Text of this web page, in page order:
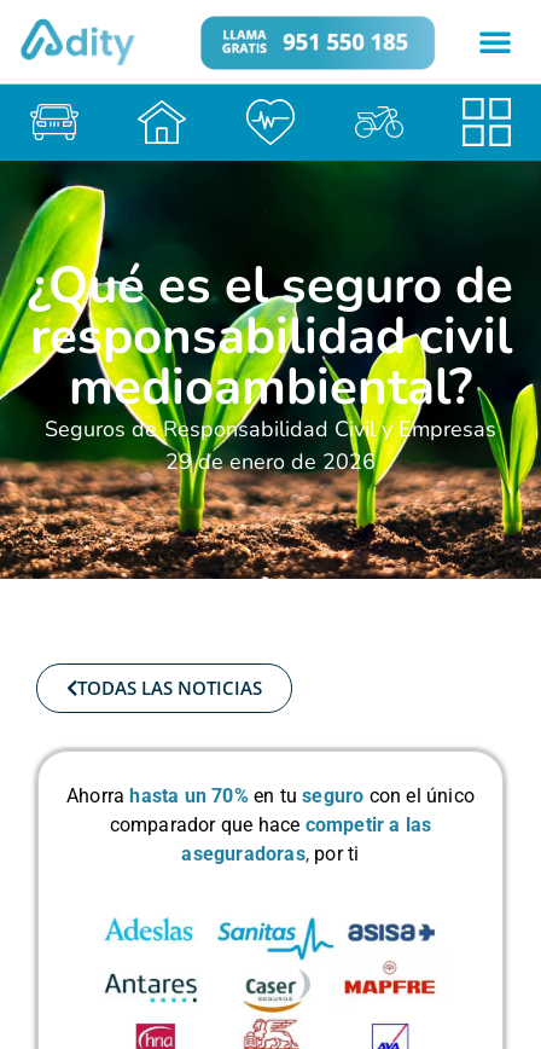
¿Qué es el seguro de
responsabilidad civil
medioambiental?
Seguros de Responsabilidad Civil y Empresas
29 de enero de 2026
TODAS LAS NOTICIAS
Ahorra hasta un 70% en tuseguro con el único
comparador que hace competir a las
aseguradoras, por ti